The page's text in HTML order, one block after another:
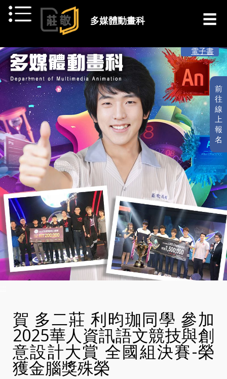
跳到主要內容
多媒體動畫科
前
往
線
上
報
名
電子書
賀 多二莊 利昀珈同學 參加
2025華人資訊語文競技與創
意設計大賞 全國組決賽-榮
獲金腦獎殊榮